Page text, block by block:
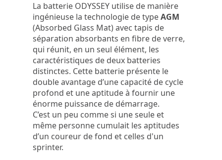
La batterie ODYSSEY utilise de manière
ingénieuse la technologie de typeAGM
(Absorbed Glass Mat) avec tapis de
séparation absorbants en fibre de verre,
qui réunit, en un seul élément, les
caractéristiques de deux batteries
distinctes. Cette batterie présente le
double avantage d’une capacité de cycle
profond et une aptitude à fournir une
énorme puissance de démarrage.
C’est un peu comme si une seule et
même personne cumulait les aptitudes
d’un coureur de fond et celles d'un
sprinter.